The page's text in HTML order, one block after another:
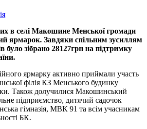
в селі Макошине Менської громади
ярмарок. Завдяки спільним зусиллям
було зібрано 28127грн на підтримку
ярмарку активно приймали участь
філія КЗ Менського будинку
Також долучилися Макошинський
підприємство, дитячий садочок
гімназія, МВК 91 та всім учасникам
БК.